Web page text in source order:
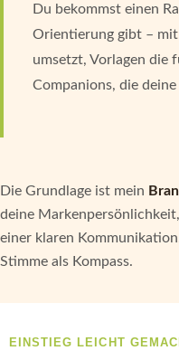
Du bekommst einen
Orientierung gibt –
umsetzt, Vorlagen die
Companions, die
Die Grundlage ist mein
deine
einer klaren
Stimme als Kompass.
EINSTIEG LEICHT